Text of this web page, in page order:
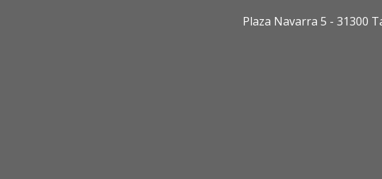
Plaza Navarra 5 - 31300